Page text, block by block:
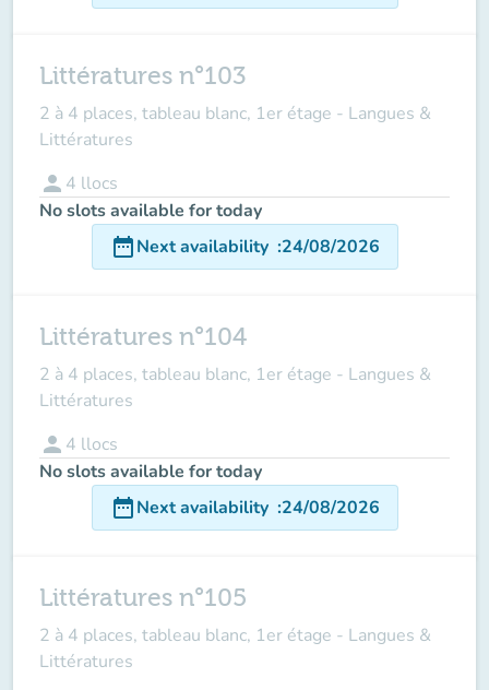
Littératures n°103
2 à 4 places, tableau blanc, 1er étage - Langues &
Littératures
person 4 llocs
No slots available for today
date_rangeNext availability :24/08/2026
Littératures n°104
2 à 4 places, tableau blanc, 1er étage - Langues &
Littératures
person 4 llocs
No slots available for today
date_rangeNext availability :24/08/2026
Littératures n°105
2 à 4 places, tableau blanc, 1er étage - Langues &
Littératures